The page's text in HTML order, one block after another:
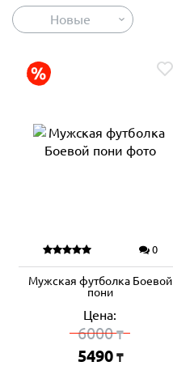
Новые
0
Мужская футболка Боевой
пони
Цена:
6000₸
5490 ₸